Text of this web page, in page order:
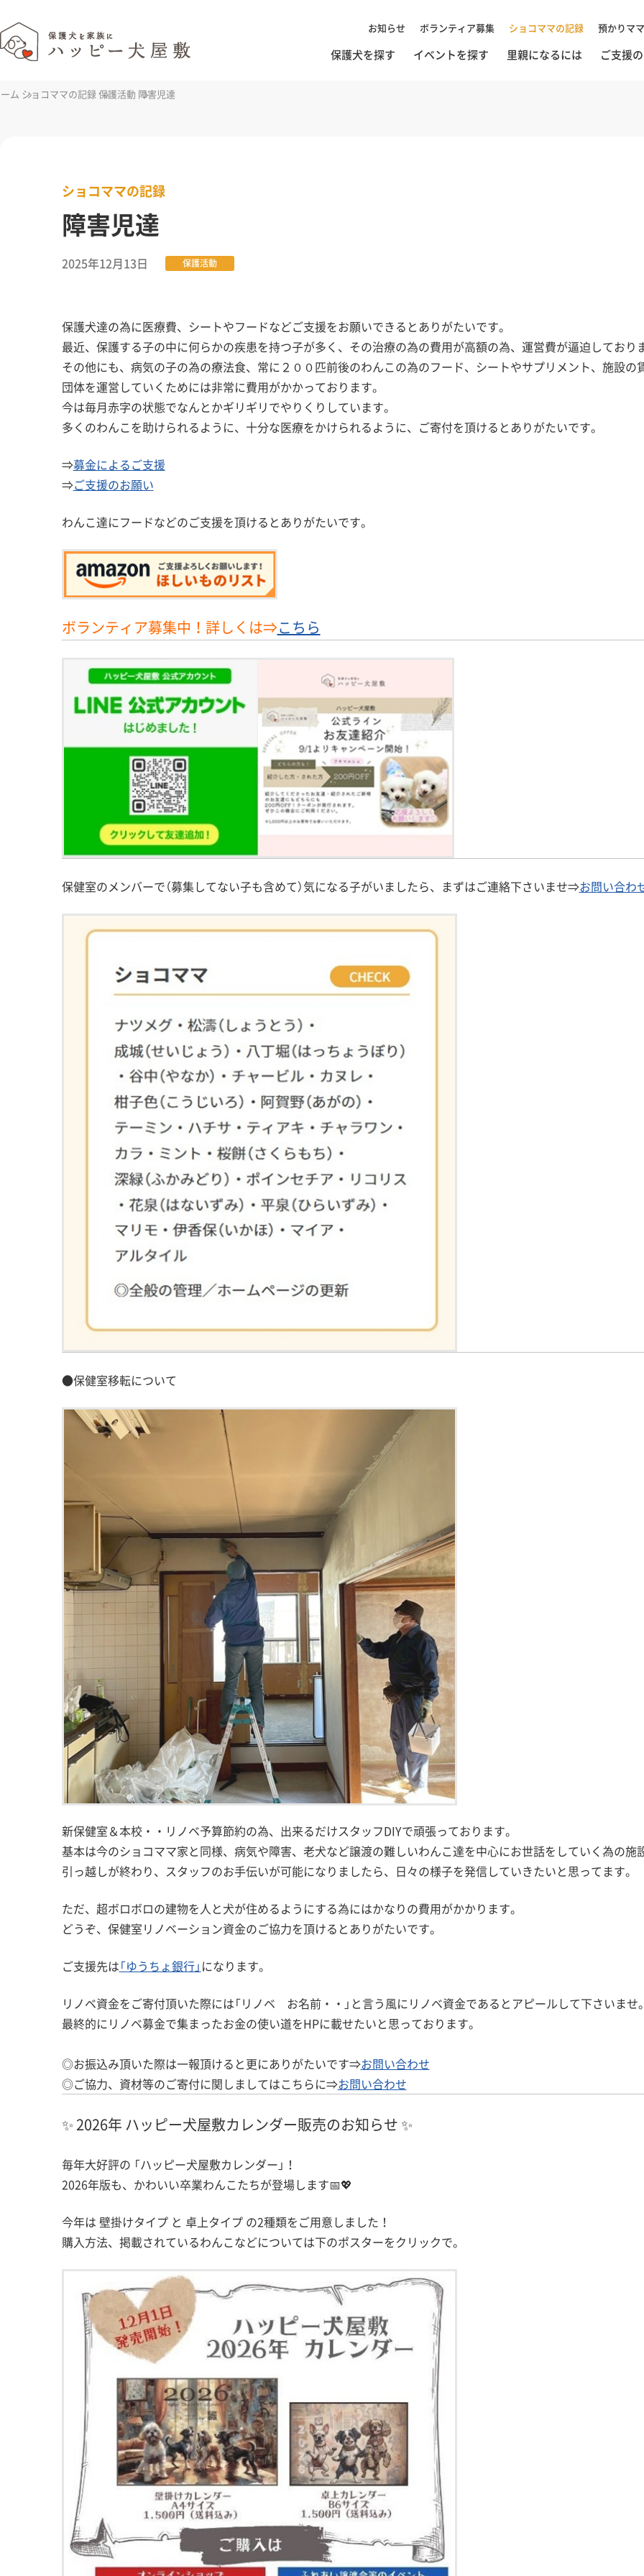
お知らせ ボランティア募集 ショコママの記録 預かりマ
保護犬を探す イベントを探す 里親になるには ご支援
ム ショコママの記録保護活動 障害児達
ショコママの記録
障害児達
2025年12月13日 保護活動
保護犬達の為に医療費、シートやフードなどご支援をお願いできるとありがたいです。
最近、保護する子の中に何らかの疾患を持つ子が多く、その治療の為の費用が高額の為、運営費が逼迫しており
その他にも、病気の子の為の療法食、常に２００匹前後のわんこの為のフード、シートやサプリメント、施設の
団体を運営していくためには非常に費用がかかっております。
今は毎月赤字の状態でなんとかギリギリでやりくりしています。
多くのわんこを助けられるように、十分な医療をかけられるように、ご寄付を頂けるとありがたいです。
⇒募金によるご支援
⇒ご支援のお願い
わんこ達にフードなどのご支援を頂けるとありがたいです。
ボランティア募集中！詳しくは⇒こちら
保健室のメンバーで（募集してない子も含めて）気になる子がいましたら、まずはご連絡下さいませ⇒お問い合わ
●保健室移転について
新保健室＆本校・・リノベ予算節約の為、出来るだけスタッフDIYで頑張っております。
基本は今のショコママ家と同様、病気や障害、老犬など譲渡の難しいわんこ達を中心にお世話をしていく為の施
引っ越しが終わり、スタッフのお手伝いが可能になりましたら、日々の様子を発信していきたいと思ってます。
ただ、超ボロボロの建物を人と犬が住めるようにする為にはかなりの費用がかかります。
どうぞ、保健室リノベーション資金のご協力を頂けるとありがたいです。
ご支援先は「ゆうちょ銀行」 になります。
リノベ資金をご寄付頂いた際には「リノベ お名前・・」と言う風にリノベ資金であるとアピールして下さいませ
最終的にリノベ募金で集まったお金の使い道をHPに載せたいと思っております。
◎お振込み頂いた際は一報頂けると更にありがたいです⇒お問い合わせ
◎ご協力、資材等のご寄付に関しましてはこちらに⇒お問い合わせ
✨ 2026年 ハッピー犬屋敷カレンダー販売のお知らせ ✨
毎年大好評の 「ハッピー犬屋敷カレンダー」！
2026年版も、かわいい卒業わんこたちが登場します📅💖
今年は 壁掛けタイプ と 卓上タイプ の2種類をご用意しました！
購入方法、掲載されているわんこなどについては下のポスターをクリックで。